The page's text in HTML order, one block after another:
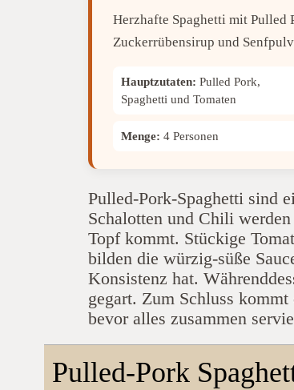
Herzhafte Spaghetti mit Pulled
Zuckerrübensirup und
Hauptzutaten: Pulled Pork,
Spaghetti und Tomaten
Menge: 4 Personen
Pulled-Pork-Spaghetti sind
Schalotten und Chili
Topf kommt. Stückige
bilden die würzig-süße
Konsistenz hat.
gegart. Zum Schluss
bevor alles zusammen
Pulled-Pork